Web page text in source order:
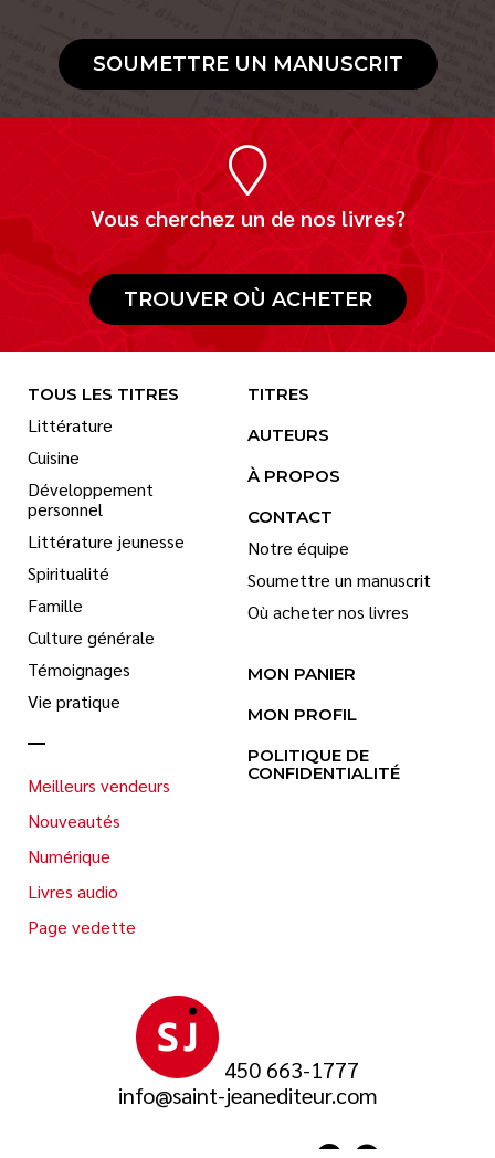
SOUMETTRE UN MANUSCRIT
Vous cherchez un de nos livres?
TROUVER OÙ ACHETER
450 663-1777
info@saint-jeanediteur.com
TOUS LES TITRES
Littérature
Cuisine
Développement
personnel
Littérature jeunesse
Spiritualité
Famille
Culture générale
Témoignages
Vie pratique
Meilleurs vendeurs
Nouveautés
Numérique
Livres audio
Page vedette
TITRES
AUTEURS
À PROPOS
CONTACT
Notre équipe
Soumettre un manuscrit
Où acheter nos livres
MON PANIER
MON PROFIL
POLITIQUE DE
CONFIDENTIALITÉ